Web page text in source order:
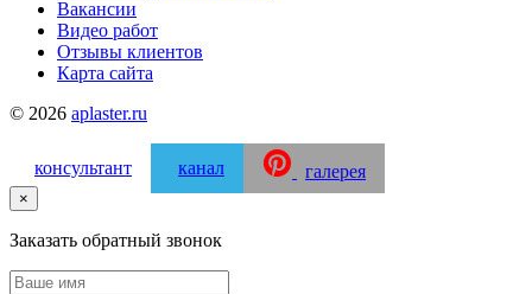
Вакансии
Видео работ
Отзывы клиентов
Карта сайта
© 2026 aplaster.ru
консультант канал галерея
×
Заказать обратный звонок